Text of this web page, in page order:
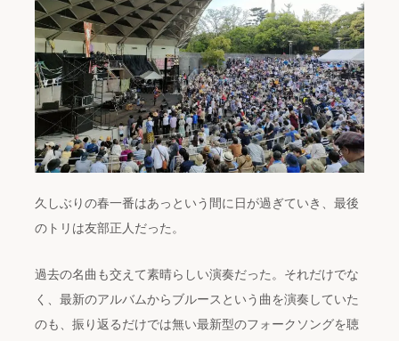
久しぶりの春一番はあっという間に日が過ぎていき、最後
のトリは友部正人だった。
過去の名曲も交えて素晴らしい演奏だった。それだけでな
く、最新のアルバムからブルースという曲を演奏していた
のも、振り返るだけでは無い最新型のフォークソングを聴